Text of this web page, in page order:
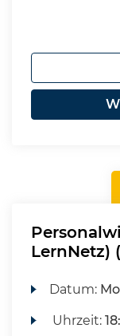
LernNetz)
Datum:
Uhrzeit: